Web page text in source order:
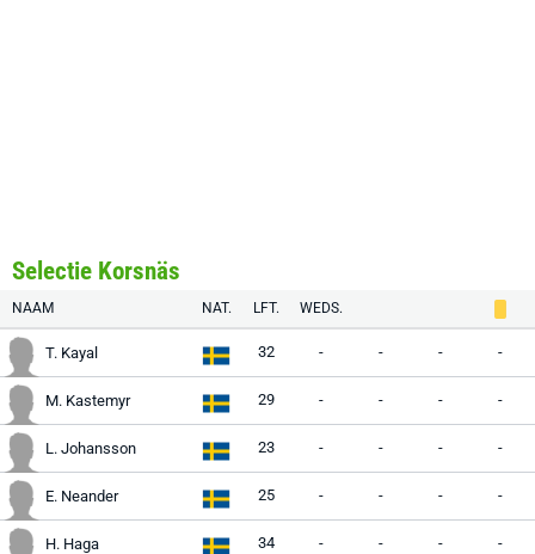
Selectie Korsnäs
NAAM NAT. LFT. WEDS.
T. Kayal 32 - - - -
M. Kastemyr 29 - - - -
L. Johansson 23 - - - -
E. Neander 25 - - - -
H. Haga 34 - - - -